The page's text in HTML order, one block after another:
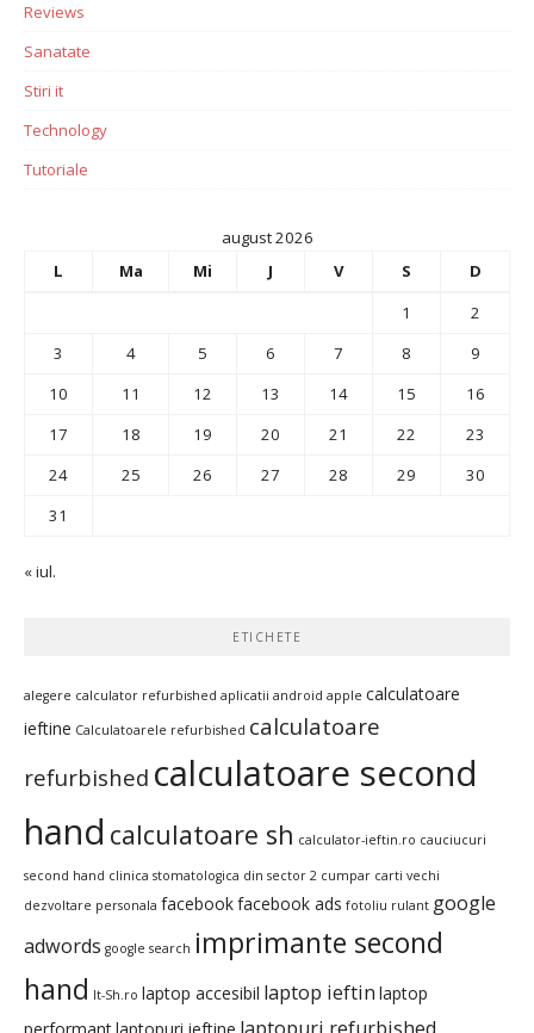
Reviews
Sanatate
Stiri it
Technology
Tutoriale
august 2026
L
Ma Mi J V S
D
1
2
3
4 5 6 7 8
9
10
11 12 13 14 15
16
17
18 19 20 21 22
23
24
25 26 27 28 29
30
31
« iul.
ETICHETE
alegere calculator refurbished aplicatii android apple calculatoare
ieftine Calculatoarele refurbished calculatoare
refurbished calculatoare second
hand calculatoare sh calculator-ieftin.ro cauciucuri
second hand clinica stomatologica din sector 2 cumpar carti vechi
dezvoltare personala facebookfacebook ads fotoliu rulant google
adwords google search imprimante second
hand It-Sh.ro laptop accesibil laptop ieftin laptop